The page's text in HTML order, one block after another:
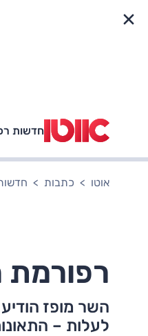
חדשות
אוטו כתבות
רפורמת
השר מופז
לעלות –